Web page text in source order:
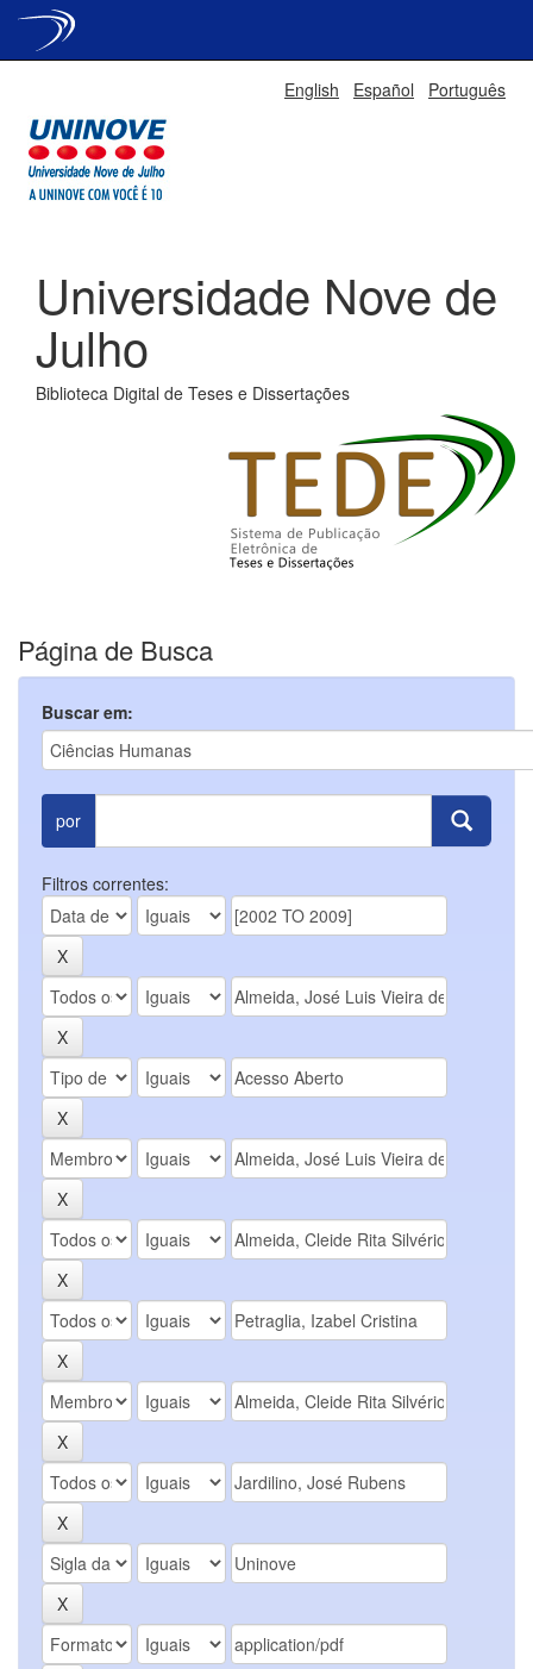
English Español Português
Universidade Nove de
Julho
Biblioteca Digital de Teses e Dissertações
Página de Busca
Buscar em:
por
Filtros correntes: